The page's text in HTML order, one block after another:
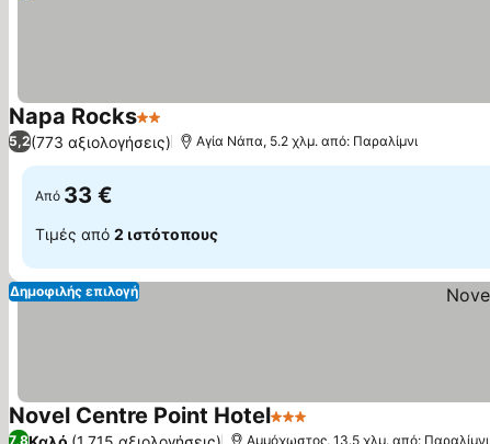
Napa Rocks2 Αστέρια
5,2(773 αξιολογήσεις) Αγία Νάπα, 5.2 χλμ. από: Παραλίμνι
Από 33 €
Τιμές από 2 ιστότοπους
Δημοφιλής επιλογή
Novel Centre Point Hotel3 Αστέρια
7,8 Αμμόχωστος, 13.5 χλμ. από: Παραλίμνι